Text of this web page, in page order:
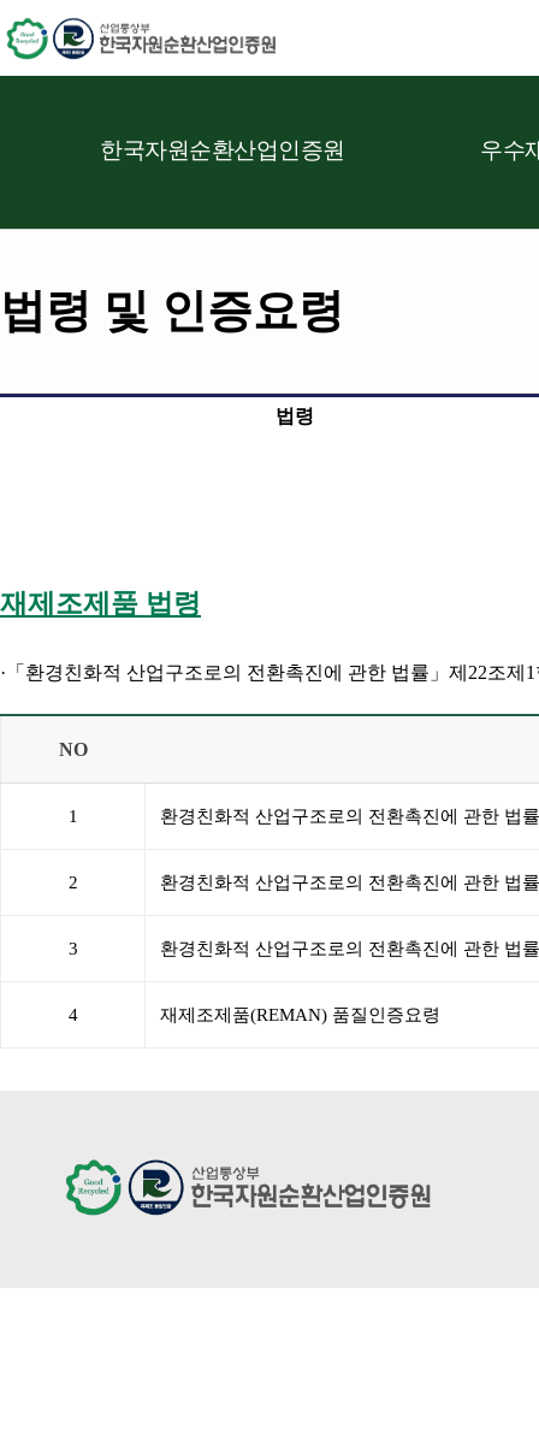
한국자원순환산업인증원 우수
법령 및 인증요령
법령
재제조제품 법령
·「환경친화적 산업구조로의 전환촉진에 관한 법률」제22조제
NO
1 환경친화적 산업구조로의 전환촉진에 관한 법률
2 환경친화적 산업구조로의 전환촉진에 관한 법
3 환경친화적 산업구조로의 전환촉진에 관한 법
4 재제조제품(REMAN) 품질인증요령